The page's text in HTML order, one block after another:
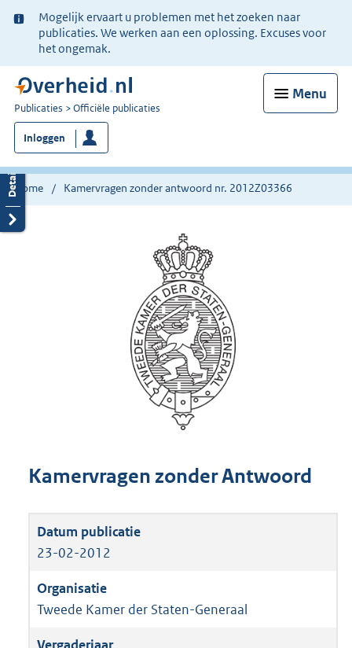
Ter
informatie:
Mogelijk ervaart u problemen met het zoeken naar
publicaties. We werken aan een oplossing. Excuses voor
het ongemak.
Menu
U
bent
nu
hier:
Publicaties Officiële publicaties
Inloggen
Home Kamervragen zonder antwoord nr. 2012Z03366
Kamervragen zonder Antwoord
23-02-2012
Tweede Kamer der Staten-Generaal